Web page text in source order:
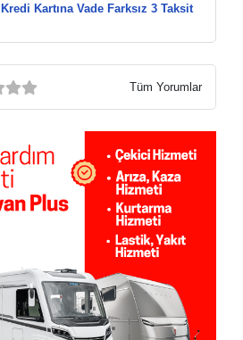
Kredi Kartına Vade Farksız 3 Taksit
Tüm Yorumlar